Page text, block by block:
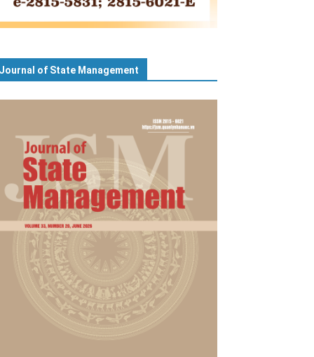
Journal of State Management